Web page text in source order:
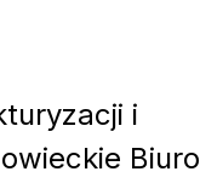
i
Biuro